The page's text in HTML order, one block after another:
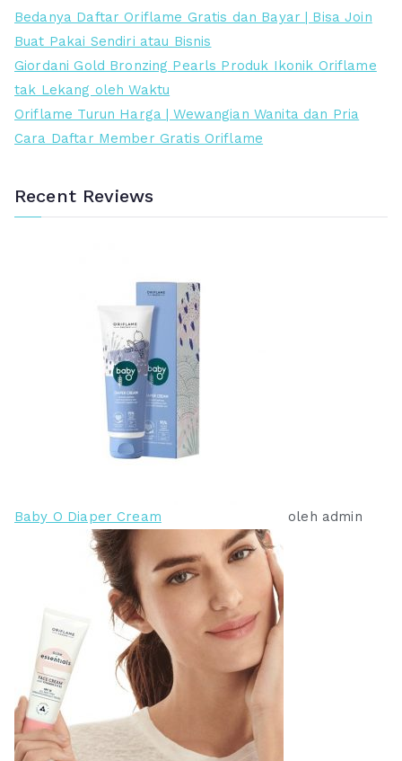
l
i
n
y
a
a
a
l
0
0
.
a
t
i
n
i
a
l
9
.
Bedanya Daftar Oriflame Gratis dan Bayar | Bisa Join
Buat Pakai Sendiri atau Bisnis
Giordani Gold Bronzing Pearls Produk Ikonik Oriflame
tak Lekang oleh Waktu
Oriflame Turun Harga | Wewangian Wanita dan Pria
Cara Daftar Member Gratis Oriflame
Recent Reviews
Baby O Diaper Cream oleh admin